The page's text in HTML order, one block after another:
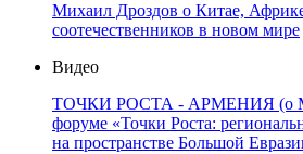
Михаил Дроздов о Китае,
соотечественников в новом мире
Видео
ТОЧКИ РОСТА - АРМЕНИЯ (о
форуме «Точки Роста:
на пространстве Большой